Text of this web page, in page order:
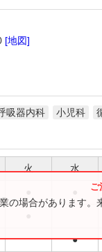
[地図]
吸器内科 小児科
火 水
●
の場合があります。